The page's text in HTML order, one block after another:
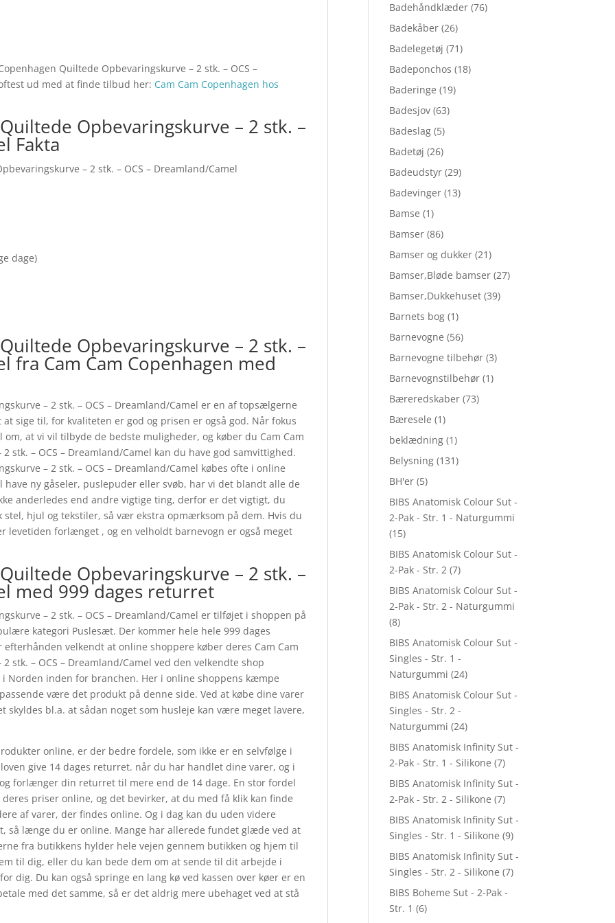
Quiltede Opbevaringskurve – 2 stk. – OCS –
ud med at finde tilbud her: Cam Cam Copenhagen hos
Opbevaringskurve – 2 stk. –
Fakta
– 2 stk. – OCS – Dreamland/Camel
dage)
Opbevaringskurve – 2 stk. –
fra Cam Cam Copenhagen med
– 2 stk. – OCS – Dreamland/Camel er en af topsælgerne
sige til, for kvaliteten er god og prisen er også god. Når fokus
at vi vil tilbyde de bedste muligheder, og køber du Cam Cam
stk. – OCS – Dreamland/Camel kan du have god samvittighed.
– 2 stk. – OCS – Dreamland/Camel købes ofte i online
ny gåseler, puslepuder eller svøb, har vi det blandt alle de
anderledes end andre vigtige ting, derfor er det vigtigt, du
hjul og tekstiler, så vær ekstra opmærksom på dem. Hvis du
levetiden forlænget , og en velholdt barnevogn er også meget
Opbevaringskurve – 2 stk. –
med 999 dages returret
– 2 stk. – OCS – Dreamland/Camel er tilføjet i shoppen på
kategori Puslesæt. Der kommer hele hele 999 dages
velkendt at online shoppere køber deres Cam Cam
stk. – OCS – Dreamland/Camel ved den velkendte shop
Norden inden for branchen. Her i online shoppens kæmpe
være det produkt på denne side. Ved at købe dine varer
bl.a. at sådan noget som husleje kan være meget lavere,
online, er der bedre fordele, som ikke er en selvfølge i
give 14 dages returret. når du har handlet dine varer, og i
forlænger din returret til mere end de 14 dage. En stor fordel
priser online, og det bevirker, at du med få klik kan finde
af varer, der findes online. Og i dag kan du uden videre
så længe du er online. Mange har allerede fundet glæde ved at
fra butikkens hylder hele vejen gennem butikken og hjem til
til dig, eller du kan bede dem om at sende til dit arbejde i
dig. Du kan også springe en lang kø ved kassen over køer er en
med det samme, så er det aldrig mere ubehaget ved at stå
Badehåndklæder (76)
Badekåber (26)
Badelegetøj (71)
Badeponchos (18)
Baderinge (19)
Badesjov (63)
Badeslag (5)
Badetøj (26)
Badeudstyr (29)
Badevinger (13)
Bamse (1)
Bamser (86)
Bamser og dukker (21)
Bamser,Bløde bamser (27)
Bamser,Dukkehuset (39)
Barnets bog (1)
Barnevogne (56)
Barnevogne tilbehør (3)
Barnevognstilbehør (1)
Bæreredskaber (73)
Bæresele (1)
beklædning (1)
Belysning (131)
BH'er (5)
BIBS Anatomisk Colour Sut -
2-Pak - Str. 1 - Naturgummi
(15)
BIBS Anatomisk Colour Sut -
2-Pak - Str. 2 (7)
BIBS Anatomisk Colour Sut -
2-Pak - Str. 2 - Naturgummi
(8)
BIBS Anatomisk Colour Sut -
Singles - Str. 1 -
Naturgummi (24)
BIBS Anatomisk Colour Sut -
Singles - Str. 2 -
Naturgummi (24)
BIBS Anatomisk Infinity Sut -
2-Pak - Str. 1 - Silikone (7)
BIBS Anatomisk Infinity Sut -
2-Pak - Str. 2 - Silikone (7)
BIBS Anatomisk Infinity Sut -
Singles - Str. 1 - Silikone (9)
BIBS Anatomisk Infinity Sut -
Singles - Str. 2 - Silikone (7)
BIBS Boheme Sut - 2-Pak -
Str. 1 (6)